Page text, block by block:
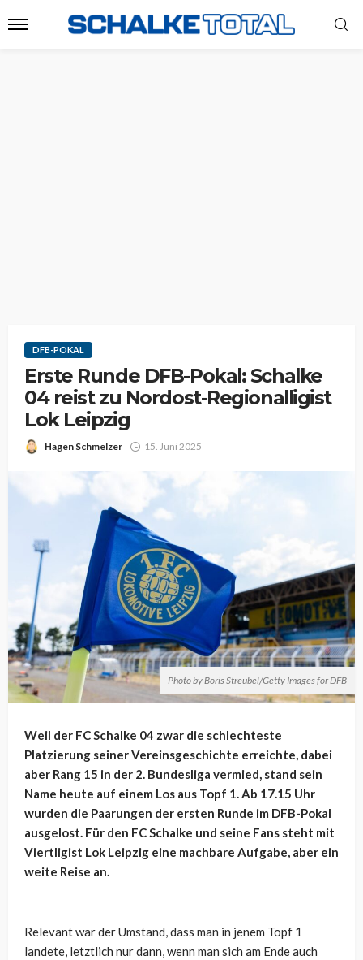
DFB-POKAL
Erste Runde DFB-Pokal: Schalke
04 reist zu Nordost-Regionalligist
Lok Leipzig
Hagen Schmelzer 15. Juni 2025
Photo by Boris Streubel/Getty Images for DFB
Weil der FC Schalke 04 zwar die schlechteste
Platzierung seiner Vereinsgeschichte erreichte, dabei
aber Rang 15 in der 2. Bundesliga vermied, stand sein
Name heute auf einem Los aus Topf 1. Ab 17.15 Uhr
wurden die Paarungen der ersten Runde im DFB-Pokal
ausgelost. Für den FC Schalke und seine Fans steht mit
Viertligist Lok Leipzig eine machbare Aufgabe, aber ein
weite Reise an.
Relevant war der Umstand, dass man in jenem Topf 1
landete, letztlich nur dann, wenn man sich am Ende auch